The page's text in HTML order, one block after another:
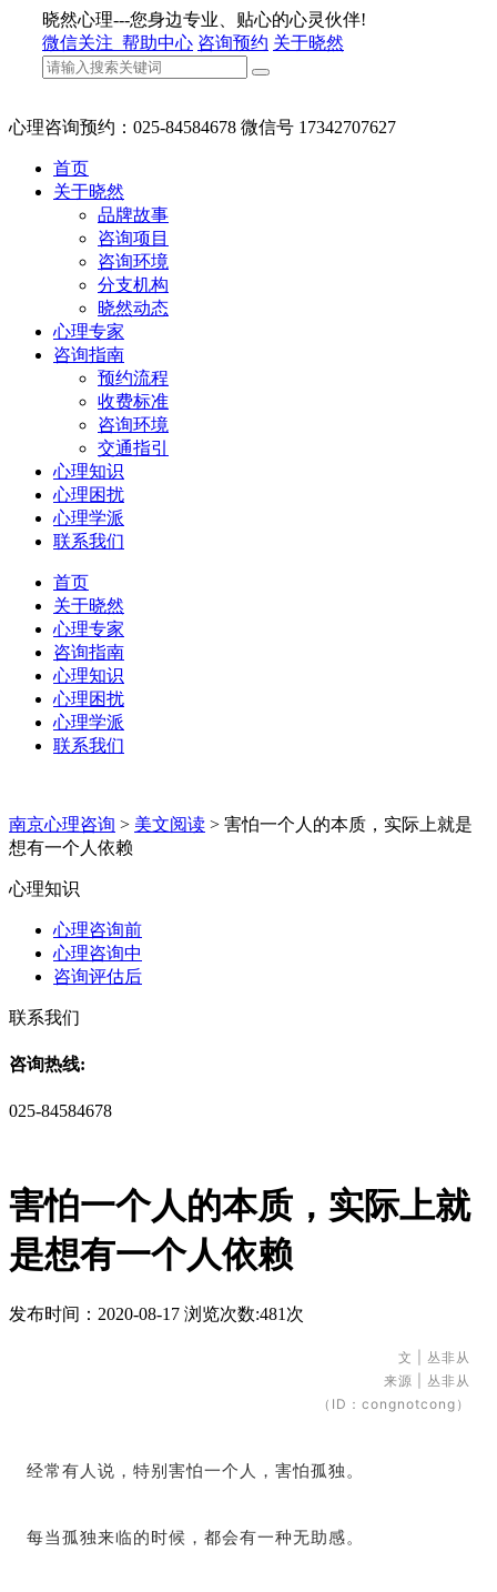
晓然心理---您身边专业、贴心的心灵伙伴!
微信关注 帮助中心 咨询预约 关于晓然
心理咨询预约：025-84584678 微信号 17342707627
首页
关于晓然
品牌故事
咨询项目
咨询环境
分支机构
晓然动态
心理专家
咨询指南
预约流程
收费标准
咨询环境
交通指引
心理知识
心理困扰
心理学派
联系我们
首页
关于晓然
心理专家
咨询指南
心理知识
心理困扰
心理学派
联系我们
南京心理咨询 > 美文阅读 > 害怕一个人的本质，实际上就是
想有一个人依赖
心理知识
心理咨询前
心理咨询中
咨询评估后
联系我们
咨询热线:
025-84584678
害怕一个人的本质，实际上就
是想有一个人依赖
发布时间：2020-08-17 浏览次数:481次
文 | 丛非从
来源 | 丛非从
（ID：congnotcong）
经常有人说，特别害怕一个人，害怕孤独。
每当孤独来临的时候，都会有一种无助感。